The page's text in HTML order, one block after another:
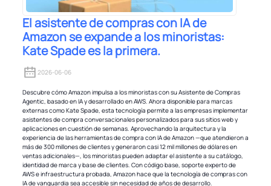
El asistente de compras con IA de
Amazon se expande a los minoristas:
Kate Spade es la primera.
2026-06-06
Descubre cómo Amazon impulsa a los minoristas con su Asistente de Compras
Agentic, basado en IA y desarrollado en AWS. Ahora disponible para marcas
externas como Kate Spade, esta tecnología permite a las empresas implementar
asistentes de compra conversacionales personalizados para sus sitios web y
aplicaciones en cuestión de semanas. Aprovechando la arquitectura y la
experiencia de las herramientas de compra con IA de Amazon —que atendieron a
más de 300 millones de clientes y generaron casi 12 mil millones de dólares en
ventas adicionales—, los minoristas pueden adaptar el asistente a su catálogo,
identidad de marca y base de clientes. Con código base, soporte experto de
AWS e infraestructura probada, Amazon hace que la tecnología de compras con
IA de vanguardia sea accesible sin necesidad de años de desarrollo.